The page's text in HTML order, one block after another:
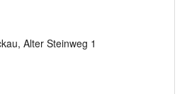
Alter Steinweg 1